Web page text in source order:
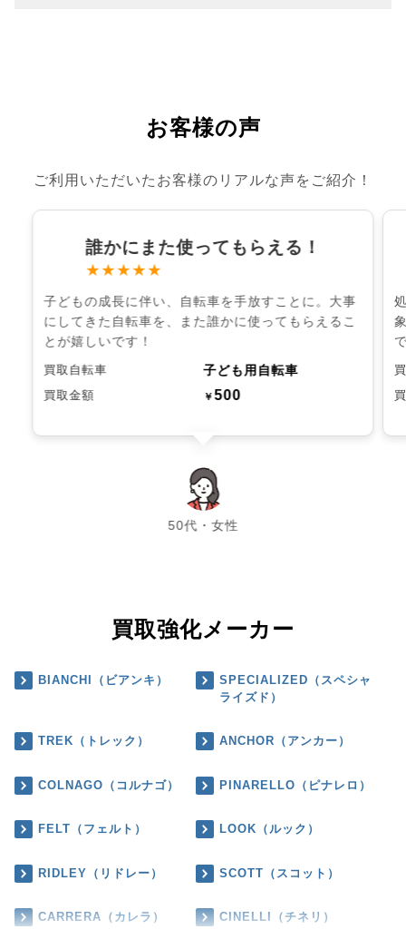
お客様の声
ご利用いただいたお客様のリアルな声をご紹介！
誰かにまた使ってもらえる！
★★★★★
子どもの成長に伴い、自転車を手放すことに。大事
にしてきた自転車を、また誰かに使ってもらえるこ
とが嬉しいです！
買取自転車 子ども用自転車
買取金額 ￥500
50代・女性
chevron_left chevron_right
買取強化メーカー
BIANCHI（ビアンキ）
SPECIALIZED（スペシャ
ライズド）
TREK（トレック） ANCHOR（アンカー）
COLNAGO（コルナゴ） PINARELLO（ピナレロ）
FELT（フェルト） LOOK（ルック）
RIDLEY（リドレー） SCOTT（スコット）
CARRERA（カレラ） CINELLI（チネリ）